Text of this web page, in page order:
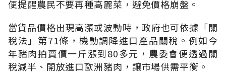
便提醒農民不要再種高麗菜，避免價格崩盤。
當貨品價格出現高漲或波動時，政府也可依據「關
稅法」第71條，機動調降進口產品關稅。例如今
年豬肉拍賣價一斤漲到80多元，農委會便透過關
稅減半、開放進口歐洲豬肉，讓市場供需平衡。